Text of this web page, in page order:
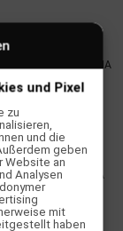
PNG 1150 + 460HA
75cm
€*
und Pixel
zu
und die
geben
Website an
Analysen
mit
haben